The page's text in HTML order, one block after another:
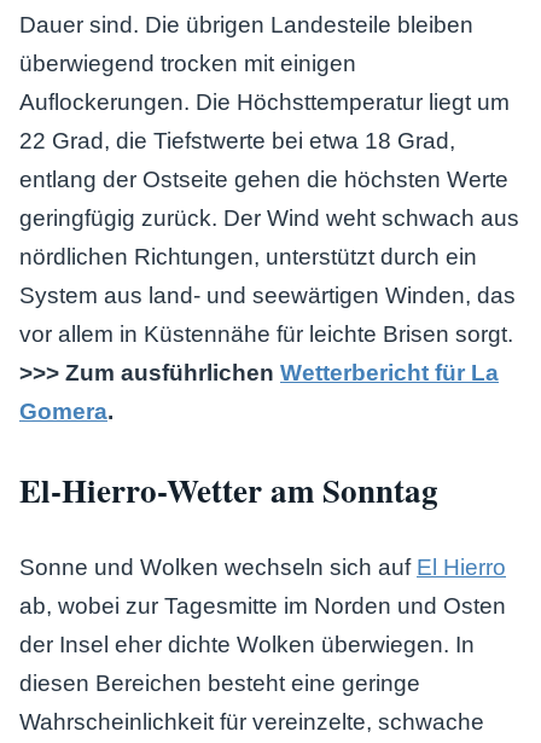
Dauer sind. Die übrigen Landesteile bleiben
überwiegend trocken mit einigen
Auflockerungen. Die Höchsttemperatur liegt um
22 Grad, die Tiefstwerte bei etwa 18 Grad,
entlang der Ostseite gehen die höchsten Werte
geringfügig zurück. Der Wind weht schwach aus
nördlichen Richtungen, unterstützt durch ein
System aus land- und seewärtigen Winden, das
vor allem in Küstennähe für leichte Brisen sorgt.
>>> Zum ausführlichen Wetterbericht für La
Gomera.
El-Hierro-Wetter am Sonntag
Sonne und Wolken wechseln sich auf El Hierro
ab, wobei zur Tagesmitte im Norden und Osten
der Insel eher dichte Wolken überwiegen. In
diesen Bereichen besteht eine geringe
Wahrscheinlichkeit für vereinzelte, schwache